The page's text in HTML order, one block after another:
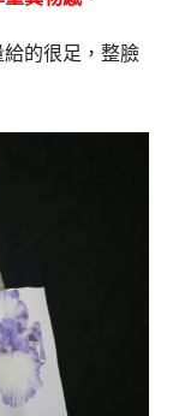
的很足，整臉